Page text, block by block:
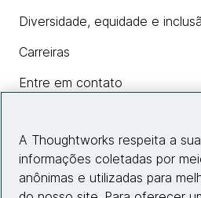
Diversidade, equidade e
Carreiras
Entre em contato
Insights
A Thoughtworks respeita a
informações coletadas por
anônimas e utilizadas para